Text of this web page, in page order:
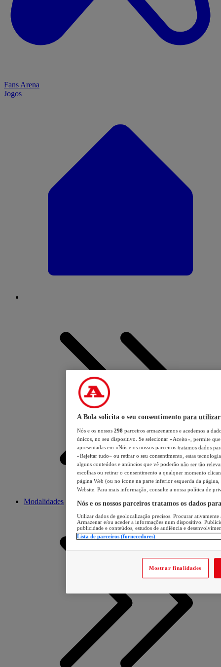
Fans Arena
Jogos
Modalidades
A Bola solicita o seu consentimento para utilizar
Nós e os nossos 298 parceiros armazenamos e acedemos a
únicos, no seu dispositivo. Se selecionar «Aceito», permite
apresentadas em «Nós e os nossos parceiros tratamos dados
«Rejeitar tudo» ou retirar o seu consentimento, estas
alguns conteúdos e anúncios que vê poderão não ser tão
escolhas ou retirar o consentimento a qualquer momento
página Web (ou no ícone na parte inferior esquerda da página,
Website. Para mais informação, consulte a nossa política de
Nós e os nossos parceiros tratamos os dados
Utilizar dados de geolocalização precisos. Procurar
Armazenar e/ou aceder a informações num dispositivo.
publicidade e conteúdos, estudos de audiência e
Lista de parceiros (fornecedores)
Mostrar finalidades